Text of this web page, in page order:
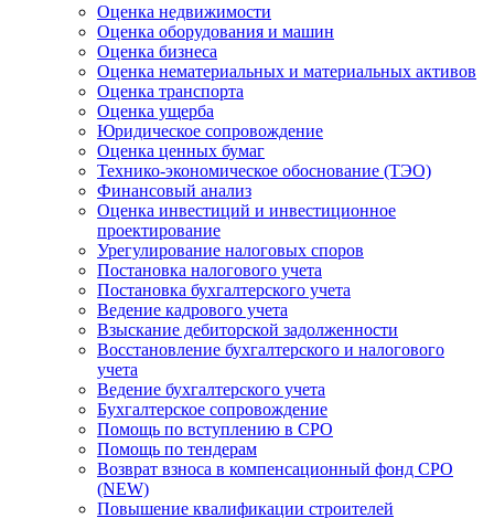
Оценка недвижимости
Оценка оборудования и машин
Оценка бизнеса
Оценка нематериальных и материальных активов
Оценка транспорта
Оценка ущерба
Юридическое сопровождение
Оценка ценных бумаг
Технико-экономическое обоснование (ТЭО)
Финансовый анализ
Оценка инвестиций и инвестиционное
проектирование
Урегулирование налоговых споров
Постановка налогового учета
Постановка бухгалтерского учета
Ведение кадрового учета
Взыскание дебиторской задолженности
Восстановление бухгалтерского и налогового
учета
Ведение бухгалтерского учета
Бухгалтерское сопровождение
Помощь по вступлению в СРО
Помощь по тендерам
Возврат взноса в компенсационный фонд СРО
(NEW)
Повышение квалификации строителей